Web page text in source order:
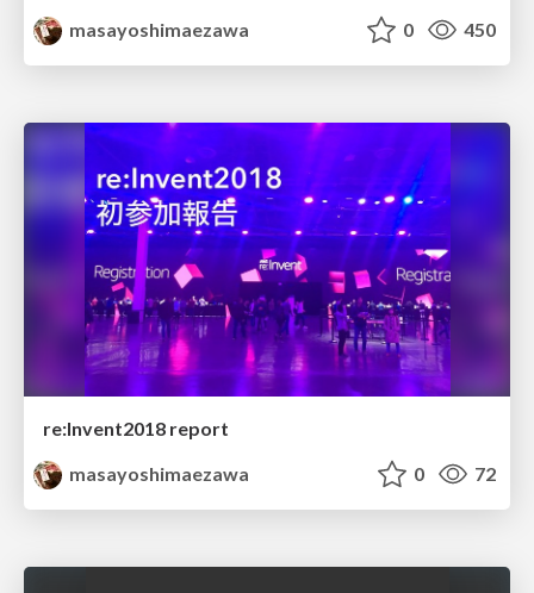
masayoshimaezawa
0 450
re:Invent2018 report
masayoshimaezawa
0 72